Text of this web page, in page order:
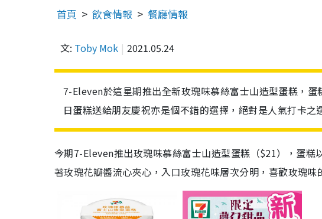
首頁 飲食情報 餐廳情報
文: Toby Mok 2021.05.24
7-Eleven於這星期推出全新玫瑰味慕絲富士山造型蛋糕，
日蛋糕送給朋友慶祝亦是個不錯的選擇，絕對是人氣打卡
今期7-Eleven推出玫瑰味慕絲富士山造型蛋糕（$21），蛋
著玫瑰花瓣醬流心夾心，入口玫瑰花味層次分明，喜歡玫瑰味